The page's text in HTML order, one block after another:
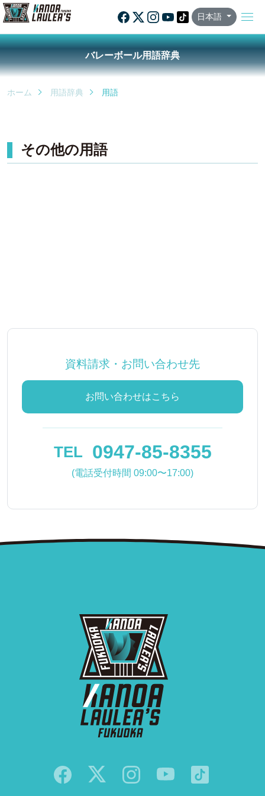
日本語
バレーボール用語辞典
ホーム 用語辞典 用語
その他の用語
資料請求・お問い合わせ先
お問い合わせはこちら
TEL 0947-85-8355
(電話受付時間 09:00〜17:00)